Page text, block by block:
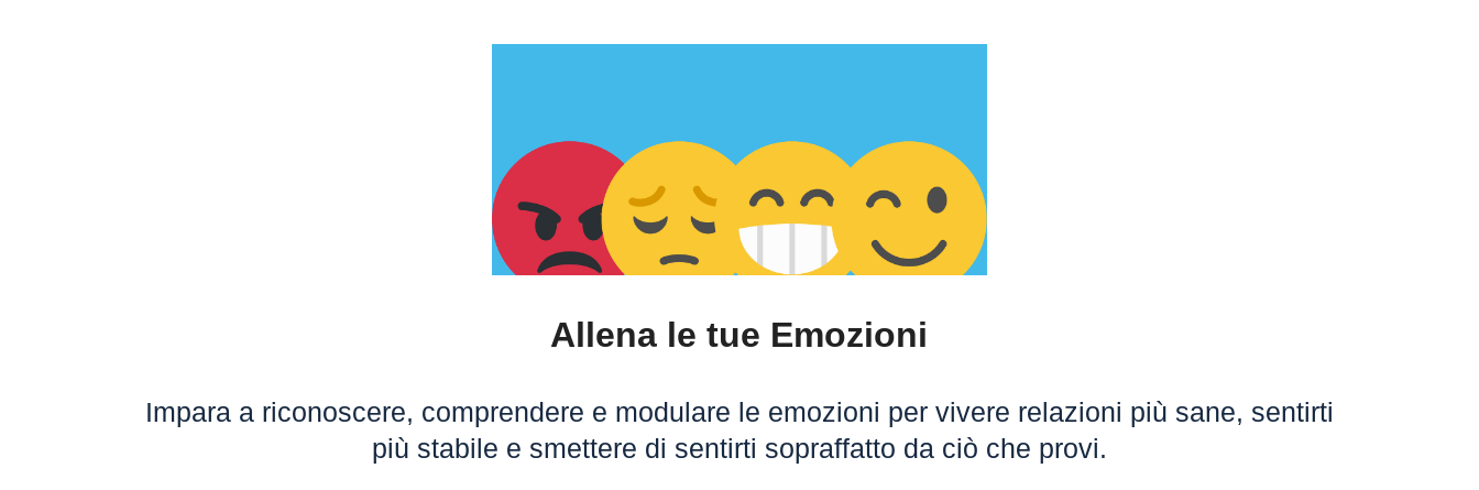
Allena le tue Emozioni
Impara a riconoscere, comprendere e modulare le emozioni per vivere relazioni più sane, sentirti
più stabile e smettere di sentirti sopraffatto da ciò che provi.